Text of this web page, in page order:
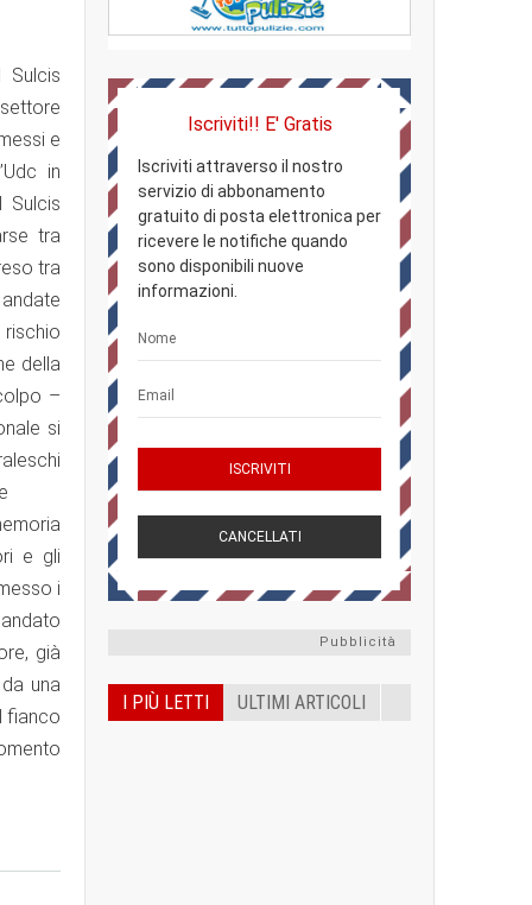
e
in
Sulcis
tra
tra
della
–
si
e gli
i
già
una
fianco
Iscriviti!! E' Gratis
Iscriviti attraverso il nostro
servizio di abbonamento
gratuito di posta elettronica per
ricevere le notifiche quando
sono disponibili nuove
informazioni.
Pubblicità
I PIÙ LETTI ULTIMI ARTICOLI